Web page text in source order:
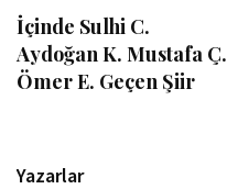
İçinde Sulhi C.
Aydoğan K. Mustafa Ç.
Ömer E. Geçen Şiir
Yazarlar